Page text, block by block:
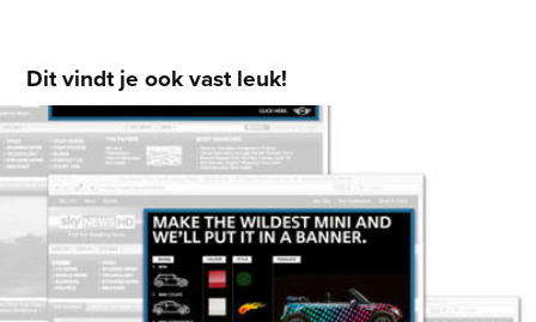
Dit vindt je ook vast leuk!
Bannerdesign